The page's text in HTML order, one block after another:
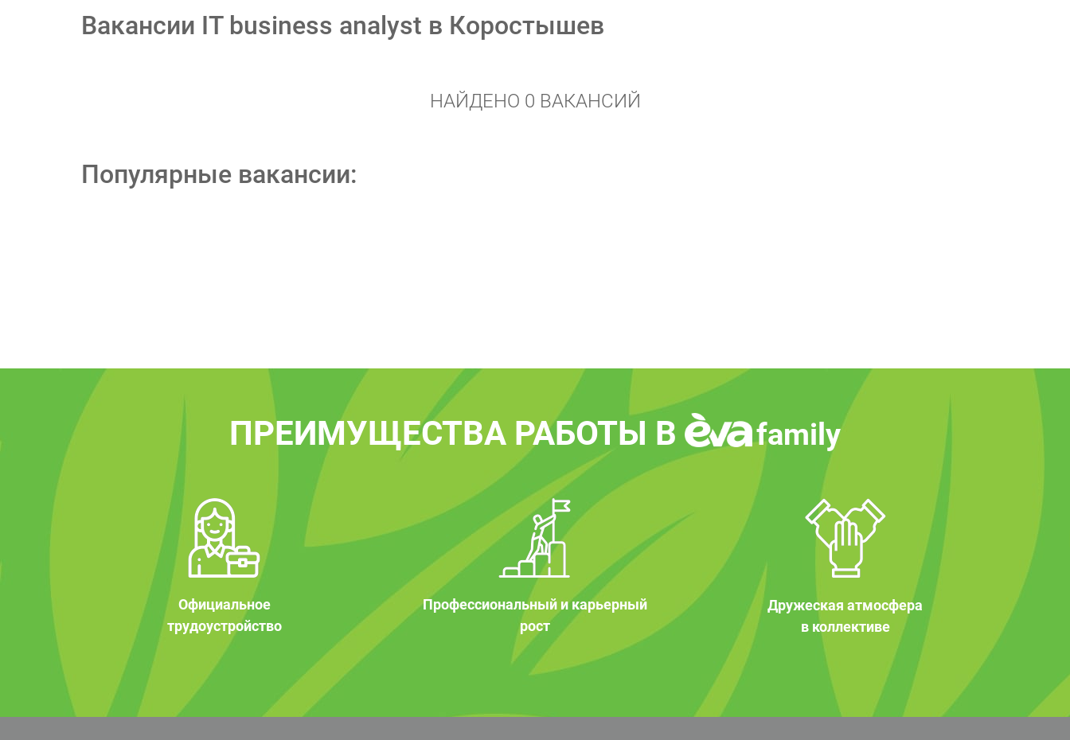
Вакансии IT business analyst в Коростышев
НАЙДЕНО 0 ВАКАНСИЙ
Популярные вакансии:
ПРЕИМУЩЕСТВА РАБОТЫ В family
Официальное
трудоустройство
Профессиональный и карьерный
рост
Дружеская атмосфера
в коллективе